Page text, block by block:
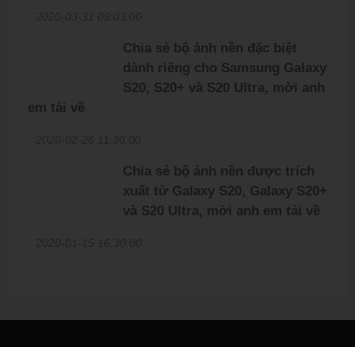
Chia sẻ bộ ảnh nền đặc biệt
dành riêng cho Samsung Galaxy
S20, S20+ và S20 Ultra, mời anh
em tải về
Chia sẻ bộ ảnh nền được trích
xuất từ Galaxy S20, Galaxy S20+
và S20 Ultra, mời anh em tải về